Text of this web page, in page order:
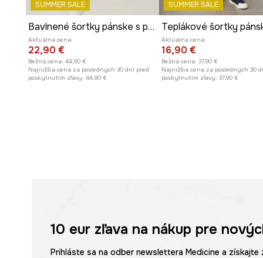
SUMMER SALE
Bavlnené šortky pánske s praným efektom béžová farba
Aktuálna cena:
22,90 €
Bežná cena: 44,90 €
Najnižšia cena za posledných 30 dní pred
poskytnutím zľavy: 44,90 €
SUMMER SALE
Aktuálna cena:
16,90 €
Bežná cena: 37,90 €
Najnižšia cena za posledných 30
poskytnutím zľavy: 37,90 €
10 eurzľava na nákup pre
Prihláste sa na odber newslettera Medicine a